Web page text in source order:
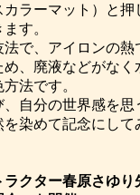
ラーマット）と押
す。
で、アイロンの熱
、廃液などがなく
法です。
自分の世界感を思
染めて記念にして
クター春原さゆり